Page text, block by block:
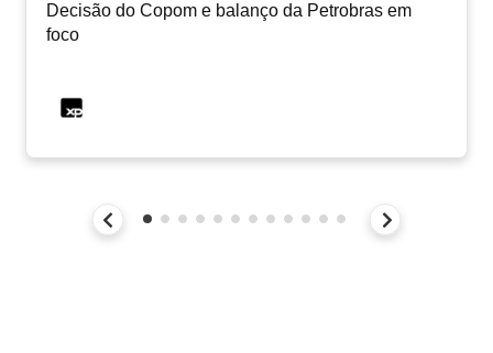
Decisão do Copom e balanço da Petrobras em
foco